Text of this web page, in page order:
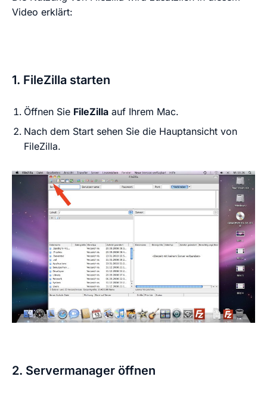
Video erklärt:
Mit dem Abspielen
1. FileZilla starten
Öffnen Sie FileZilla auf Ihrem Mac.
Nach dem Start sehen Sie die Hauptansicht von
FileZilla.
2. Servermanager öffnen